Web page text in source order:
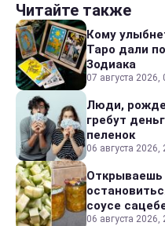
Читайте также
Кому
Таро дали
Зодиака
07 августа 2026,
Люди,
гребут
пеленок
06 августа 2026,
Открываешь
соусе
06 августа 2026,